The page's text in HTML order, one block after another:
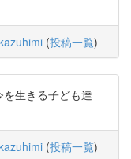
(投稿一覧)
生きる子ども達
(投稿一覧)